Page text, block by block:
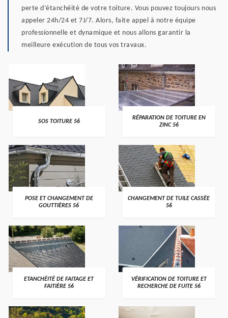
perte d’étanchéité de votre toiture. Vous pouvez toujours nous
appeler 24h/24 et 7J/7. Alors, faite appel à notre équipe
professionnelle et dynamique et nous allons garantir la
meilleure exécution de tous vos travaux.
>
SOS TOITURE 56 >
RÉPARATION DE TOITURE EN
ZINC 56
>
POSE ET CHANGEMENT DE
GOUTTIÈRES 56
>
CHANGEMENT DE TUILE CASSÉE
56
>
ETANCHÉITÉ DE FAITAGE ET
FAITIÈRE 56
>
VÉRIFICATION DE TOITURE ET
RECHERCHE DE FUITE 56